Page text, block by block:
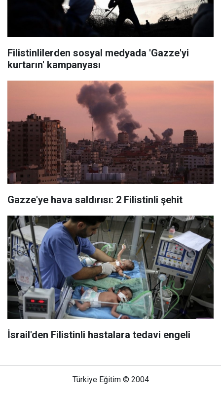
Filistinlilerden sosyal medyada 'Gazze'yi
kurtarın' kampanyası
Gazze'ye hava saldırısı: 2 Filistinli şehit
İsrail'den Filistinli hastalara tedavi engeli
Türkiye Eğitim © 2004